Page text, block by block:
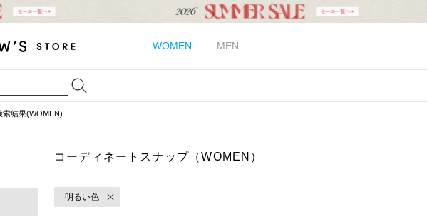
WOMEN MEN
索結果(WOMEN)
コーディネートスナップ（WOMEN）
明るい色